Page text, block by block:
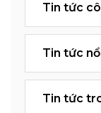
Tin tức
Tin tức
Tin tức